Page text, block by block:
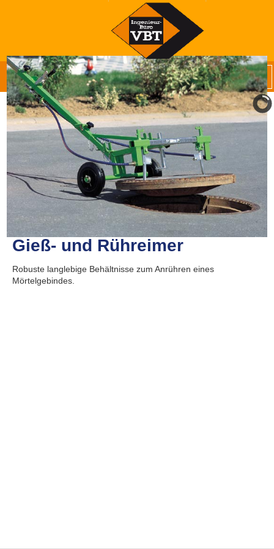
Gieß- und Rühreimer
Robuste langlebige Behältnisse zum Anrühren eines
Mörtelgebindes.